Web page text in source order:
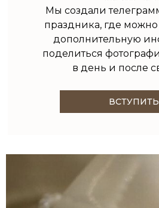
Мы создали
праздника, где можно
дополнительную
поделиться
в день и после
ВСТУПИТЬ